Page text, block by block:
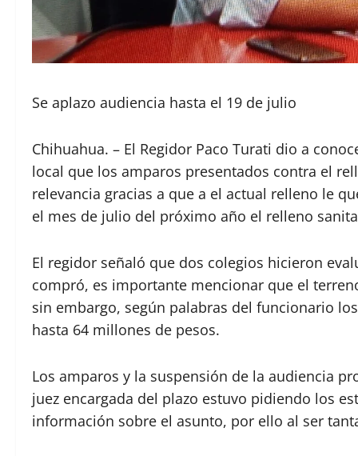
Se aplazo audiencia hasta el 19 de julio
Chihuahua. – El Regidor Paco Turati dio a
local que los amparos presentados contra el
relevancia gracias a que a el actual relleno le
el mes de julio del próximo año el relleno
El regidor señaló que dos colegios hicieron
compró, es importante mencionar que el
sin embargo, según palabras del funcionario
hasta 64 millones de pesos.
Los amparos y la suspensión de la audiencia
juez encargada del plazo estuvo pidiendo los
información sobre el asunto, por ello al ser